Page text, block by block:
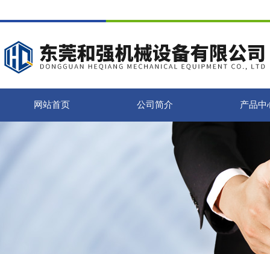
网站首页 公司简介 产品中